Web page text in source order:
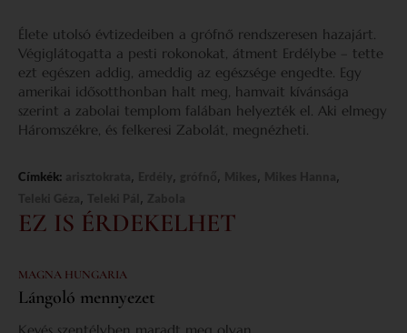
Élete utolsó évtizedeiben a grófnő rendszeresen hazajárt.
Végiglátogatta a pesti rokonokat, átment Erdélybe – tette
ezt egészen addig, ameddig az egészsége engedte. Egy
amerikai idősotthonban halt meg, hamvait kívánsága
szerint a zabolai templom falában helyezték el. Aki elmegy
Háromszékre, és felkeresi Zabolát, megnézheti.
Címkék: , , , , ,
, ,
EZ IS ÉRDEKELHET
MAGNA HUNGARIA
Lángoló mennyezet